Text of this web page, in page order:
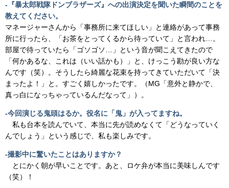
-『暴太郎戦隊ドンブラザーズ』への出演決定を聞いた瞬間のことを
教えてください。
マネージャーさんから「事務所に来てほしい」と連絡があって事務
所に行ったら、「お茶をとってくるから待っていて」と言われ…。
部屋で待っていたら「ゴソゴソ…」という音が聞こえてきたので
「何かあるな、これは（いい話かも）」と、けっこう勘が良い方な
んです（笑）。そうしたら綺麗な花束を持ってきていただいて「決
まったよ！」と。すごく嬉しかったです。（MG「意外と静かで、
真っ白になっちゃっているんだなって」）。
-今回演じる鬼頭はるか。役名に「鬼」が入ってますね。
私も台本を読んでいて、本当に先が読めなくて「どうなっていく
んでしょう」という感じで、私も楽しみです。
-撮影中に驚いたことはありますか？
とにかく朝が早いことです。あと、ロケ弁が本当に美味しんです
（笑）！